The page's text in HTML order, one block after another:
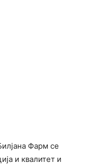
Фарм се
и квалитет и